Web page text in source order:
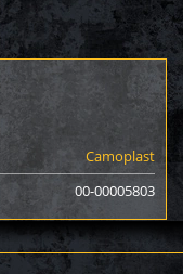
Camoplast
00-00005803